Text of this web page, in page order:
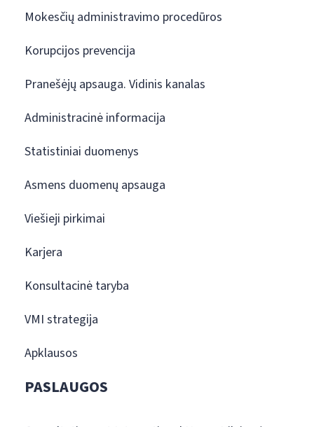
Mokesčių administravimo procedūros
Korupcijos prevencija
Pranešėjų apsauga. Vidinis kanalas
Administracinė informacija
Statistiniai duomenys
Asmens duomenų apsauga
Viešieji pirkimai
Karjera
Konsultacinė taryba
VMI strategija
Apklausos
PASLAUGOS